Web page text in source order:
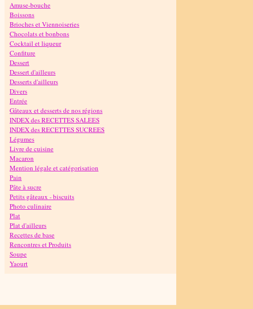
Amuse-bouche
Boissons
Brioches et Viennoiseries
Chocolats et bonbons
Cocktail et liqueur
Confiture
Dessert
Dessert d'ailleurs
Desserts d'ailleurs
Divers
Entrée
Gâteaux et desserts de nos régions
INDEX des RECETTES SALEES
INDEX des RECETTES SUCREES
Légumes
Livre de cuisine
Macaron
Mention légale et catégorisation
Pain
Pâte à sucre
Petits gâteaux - biscuits
Photo culinaire
Plat
Plat d'ailleurs
Recettes de base
Rencontres et Produits
Soupe
Yaourt